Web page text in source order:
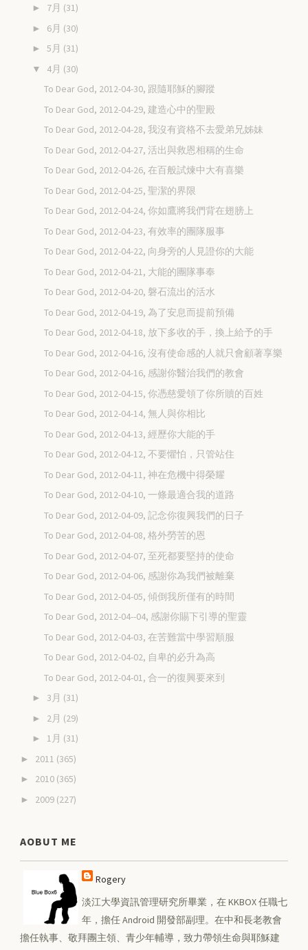
► 7月 (31)
► 6月 (30)
► 5月 (31)
▼ 4月 (30)
To Dear God, 2012-04-30, 跟隨耶穌的腳蹤
To Dear God, 2012-04-29, 建造心中的聖殿
To Dear God, 2012-04-28, 我沒有資格不去愛弟兄姊妹
To Dear God, 2012-04-27, 活出與救恩相稱的生命
To Dear God, 2012-04-26, 在百般試煉中大有喜樂
To Dear God, 2012-04-25, 聖潔的界限
To Dear God, 2012-04-24, 你如鷹將我們背在翅膀上
To Dear God, 2012-04-23, 有效率的團隊服事
To Dear God, 2012-04-22, 向身旁的人見證你的大能
To Dear God, 2012-04-21, 大能的團隊事奉
To Dear God, 2012-04-20, 磐石流出的活水
To Dear God, 2012-04-19, 為了安息而提前預備
To Dear God, 2012-04-18, 放下多收的手，換上給予的手
To Dear God, 2012-04-16, 沒有使命感的人就只會顧著享樂
To Dear God, 2012-04-16, 感謝你醫治我們的教會
To Dear God, 2012-04-15, 你憑慈愛領了你所贖的百姓
To Dear God, 2012-04-14, 無人與你相比
To Dear God, 2012-04-13, 經歷你大能的手
To Dear God, 2012-04-12, 不要懼怕，只管站住
To Dear God, 2012-04-11, 神在危機中得榮耀
To Dear God, 2012-04-10, 一條最適合我的道路
To Dear God, 2012-04-09, 記念你復興我們的日子
To Dear God, 2012-04-08, 格外勞苦的恩
To Dear God, 2012-04-07, 至死都要堅持的使命
To Dear God, 2012-04-06, 感謝你為我們被離棄
To Dear God, 2012-04-05, 傾倒我所僅有的時間
To Dear God, 2012-04--04, 感謝你賜下引導的聖靈
To Dear God, 2012-04-03, 在苦難當中學習順服
To Dear God, 2012-04-02, 自卑的必升為高
To Dear God, 2012-04-01, 合一的復興要來到
► 3月 (31)
► 2月 (29)
► 1月 (31)
► 2011 (365)
► 2010 (365)
► 2009 (227)
AOBUT ME
Rogery
淡江大學資訊管理研究所畢業，在 KKBOX 任職七
年，擔任 Android 開發部副理。在中和長老教會
擔任執事、敬拜團主領、青少年輔導，致力帶領生命與耶穌建